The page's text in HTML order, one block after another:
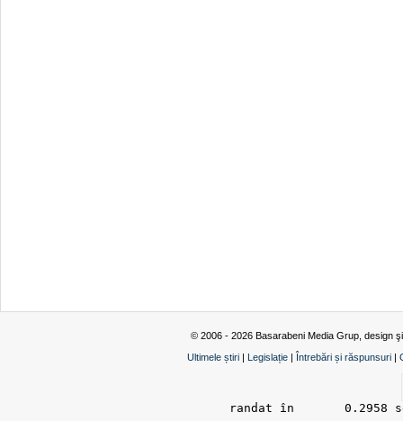
© 2006 - 2026 Basarabeni Media Grup, design
Ultimele știri | Legislație | Întrebări și răspunsuri |
randat în